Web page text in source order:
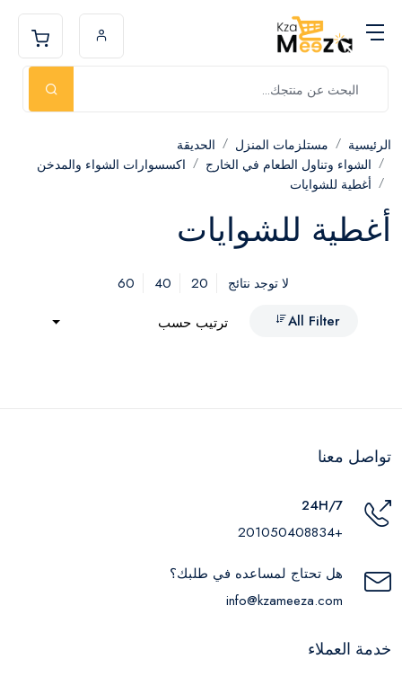
الرئيسية مستلزمات المنزل
الحديقة
الشواء وتناول الطعام في الخارج
اكسسوارات الشواء والمدخن
أغطية للشوايات
أغطية للشوايات
لا توجد نتائج 20
40
60
All Filter
ترتيب حسب
تواصل معنا
24H/7
+201050408834
هل تحتاج لمساعده في طلبك؟
info@kzameeza.com
خدمة العملاء